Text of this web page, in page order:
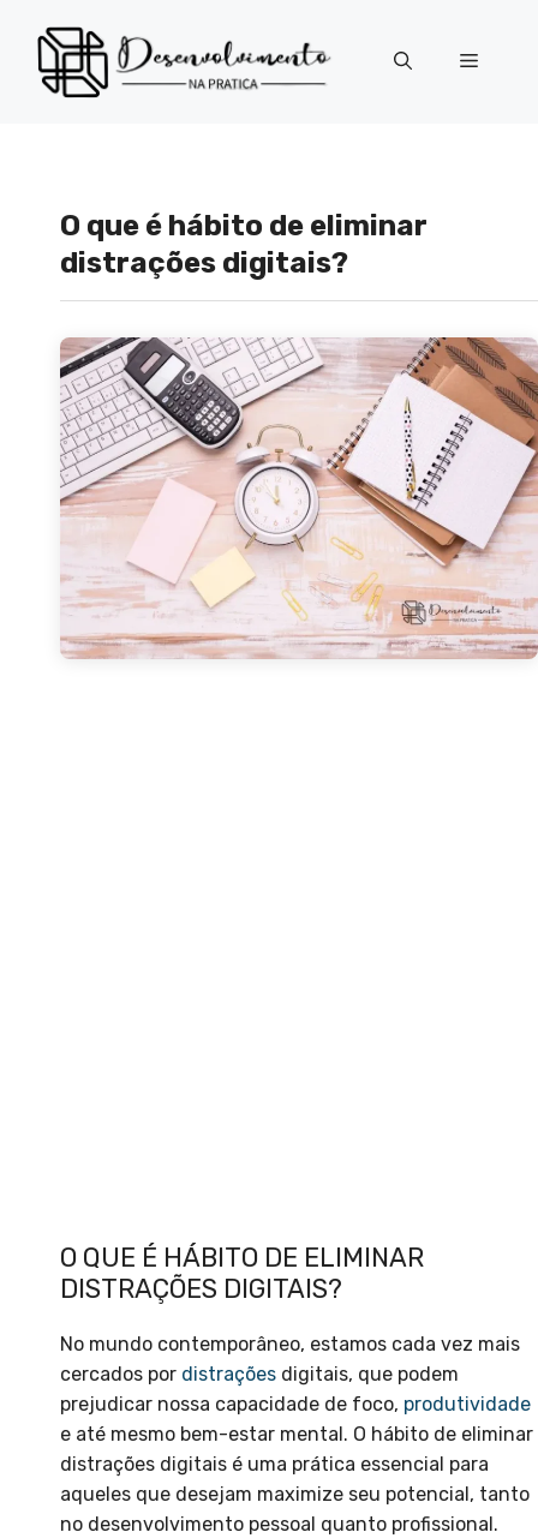
para
conteúdo
Menu
O que é hábito de eliminar
distrações digitais?
O QUE É HÁBITO DE ELIMINAR
DISTRAÇÕES DIGITAIS?
No mundo contemporâneo, estamos cada vez mais
cercados por distrações digitais, que podem
prejudicar nossa capacidade de foco, produtividade
e até mesmo bem-estar mental. O hábito de eliminar
distrações digitais é uma prática essencial para
aqueles que desejam maximize seu potencial, tanto
no desenvolvimento pessoal quanto profissional.